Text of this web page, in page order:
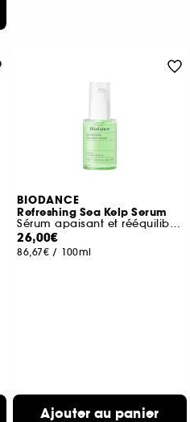
BIODANCE
Refreshing Sea Kelp Serum
Sérum apaisant et rééquilibrant
26,00€
86,67€ / 100ml
Ajouter au panier